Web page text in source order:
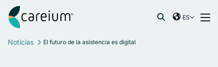
Ir al contenido
Careium Spain
ES
France
Buscar:
Noticias El futuro de la asistencia es digital